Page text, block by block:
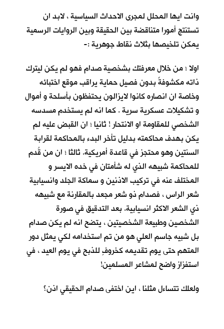
وانت ايها المحلل لمجرى الاحداث السياسية ، لابد ان
تستنتج أمورا متناقضة بين الحقيقة وبين الروايات الرسمية
يمكن تلخيصها بثلاث نقاط جوهرية :-
اولا ؛ من خلال معرفتك بشخصية صدام فهو لم يكن ليترك
ذاته مكشوفةً بدون فصيل حماية يراقب موقع اختبائه
وخاصة ان انصاره كانوا لايزالون يحتفظون بأسلحة و أموال
و تشكيلات عسكرية سرية . كما انه لم يستخدم مسدسه
الشخصي للمقاومة او الانتحار ! ثانيا ؛ ان القبض عليه لم
يكن بهدف محاكمته بدليل تأخر البدء بالمحاكمة لقرابة
السنتين وهو محتجز في قاعدة أمريكية. ثالثا ؛ ان من قُدم
للمحاكمة شبيهه الذي له شأمتان في خده الايسر و
المختلف عنه في تركيب الاذنين و سماكة الجلد وانسيابية
شعر الراس ، فصدام ذو شعر مجعد بالمقارنة مع شبيهه
ذي الشعر الاكثر انسيابية. بعد التدقيق في صورة
الشخصين وطبيعة الشخصيتين ، يتضح انه لم يكن صدام
بل شبيه جاسم العلي هو من تم استخدامه لكي يمثل دور
المتهم حتى يوم تقديمه كخروفٍ للذبح في يوم العيد ، في
استفزاز واضح لمشاعر المسلمين!
ولعلك تتساءل مثلنا ، اين اختفى صدام الحقيقي اذن؟